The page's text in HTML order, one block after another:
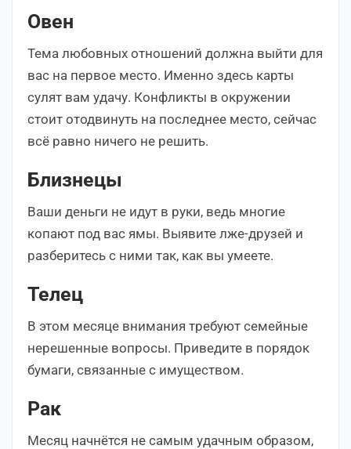
Овен
Тема любовных отношений должна выйти для
вас на первое место. Именно здесь карты
сулят вам удачу. Конфликты в окружении
стоит отодвинуть на последнее место, сейчас
всё равно ничего не решить.
Близнецы
Ваши деньги не идут в руки, ведь многие
копают под вас ямы. Выявите лже-друзей и
разберитесь с ними так, как вы умеете.
Телец
В этом месяце внимания требуют семейные
нерешенные вопросы. Приведите в порядок
бумаги, связанные с имуществом.
Рак
Месяц начнётся не самым удачным образом,